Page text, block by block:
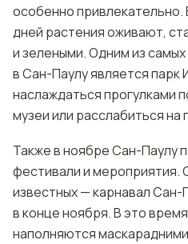
особенно
дней растения оживают,
и зелеными. Одним из
в Сан-Паулу является парк
наслаждаться прогулками
музеи или расслабиться на
Также в ноябре Сан-Паулу
фестивали и мероприятия.
известных — карнавал
в конце ноября. В это
наполняются